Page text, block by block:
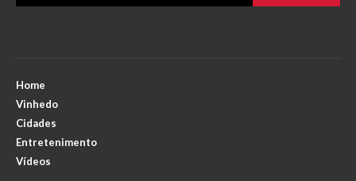
Home
Vinhedo
Cidades
Entretenimento
Vídeos